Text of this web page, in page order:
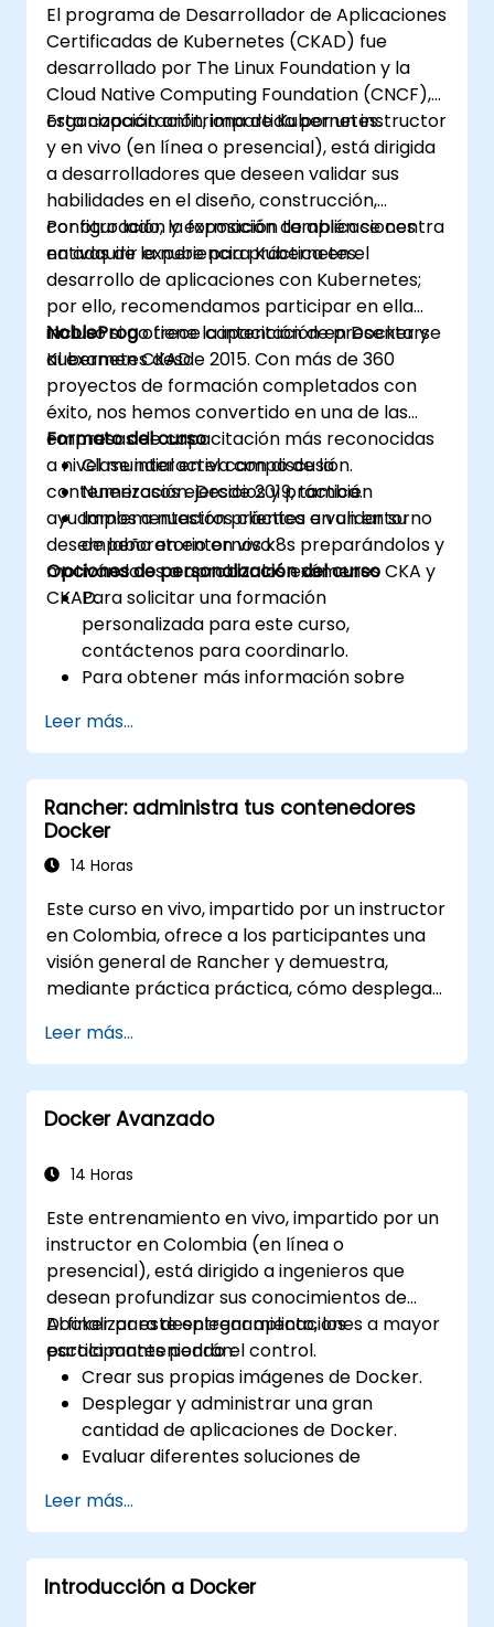
desarrollo y producción.
El programa de Desarrollador de Aplicaciones
Certificadas de Kubernetes (CKAD) fue
desarrollado por The Linux Foundation y la
Cloud Native Computing Foundation (CNCF),
organización anfitriona de Kubernetes.
Esta capacitación, impartida por un instructor
y en vivo (en línea o presencial), está dirigida
a desarrolladores que deseen validar sus
habilidades en el diseño, construcción,
configuración y exposición de aplicaciones
nativas de la nube para Kubernetes.
Por otro lado, la formación también se centra
en adquirir experiencia práctica en el
desarrollo de aplicaciones con Kubernetes;
por ello, recomendamos participar en ella
incluso si no tiene la intención de presentarse
al examen CKAD.
NobleProgofrece capacitación en Docker y
Kubernetes desde 2015. Con más de 360
proyectos de formación completados con
éxito, nos hemos convertido en una de las
empresas de capacitación más reconocidas
a nivel mundial en el campo de la
contenerización. Desde 2019, también
ayudamos a nuestros clientes a validar su
desempeño en entornos k8s preparándolos y
motivándolos a aprobar los exámenes CKA y
CKAD.
Formato del curso
Clase interactiva con discusión.
Numerosos ejercicios y práctica.
Implementación práctica en un entorno
de laboratorio en vivo.
Opciones de personalización del curso
Para solicitar una formación
personalizada para este curso,
contáctenos para coordinarlo.
Para obtener más información sobre
https://training.linuxfoundation.org/
kubernetes-application-developer-
ckad/
Leer más...
Rancher: administra tus contenedores
Docker
14 Horas
Este curso en vivo, impartido por un instructor
en Colombia, ofrece a los participantes una
visión general de Rancher y demuestra,
mediante práctica práctica, cómo desplegar
Rancher.
Leer más...
Docker Avanzado
14 Horas
Este entrenamiento en vivo, impartido por un
instructor en Colombia (en línea o
presencial), está dirigido a ingenieros que
desean profundizar sus conocimientos de
Docker para desplegar aplicaciones a mayor
escala manteniendo el control.
Al finalizar este entrenamiento, los
participantes podrán:
Crear sus propias imágenes de Docker.
Desplegar y administrar una gran
cantidad de aplicaciones de Docker.
Evaluar diferentes soluciones de
seleccionar la más adecuada.
Configurar un proceso de integración
continua para aplicaciones de Docker.
Integrar aplicaciones de Docker con
Leer más...
Introducción a Docker